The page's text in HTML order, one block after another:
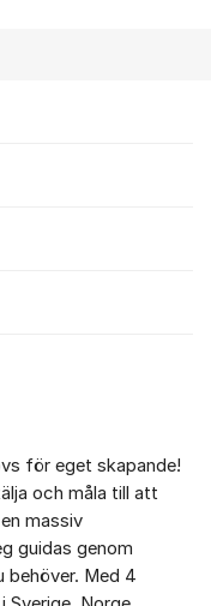
för eget skapande!
och måla till att
massiv
guidas genom
behöver. Med 4